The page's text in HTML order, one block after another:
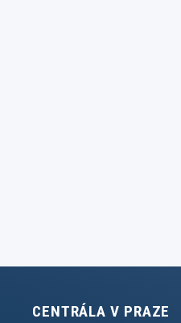
CENTRÁLA V PRAZE